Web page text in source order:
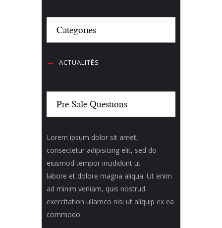
Categories
ACTUALITÉS
Pre Sale Questions
Lorem ipsum dolor sit amet,
consectetur adipisicing elit, sed do
eiusmod tempor incididunt ut
labore et dolore magna aliqua. Ut enim
ad minim veniam, quis nostrud
exercitation ullamco nisi ut aliquip ex ea
commodo.